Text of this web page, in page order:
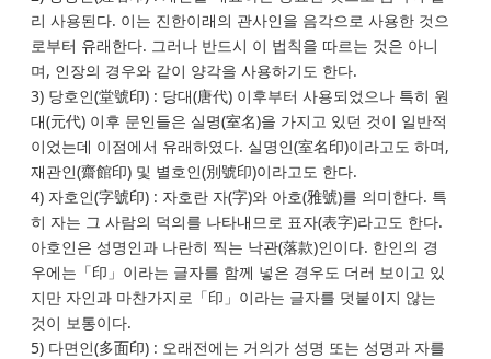
리 사용된다. 이는 진한이래의 관사인을 음각으로 사용한 것으
로부터 유래한다. 그러나 반드시 이 법칙을 따르는 것은 아니
며, 인장의 경우와 같이 양각을 사용하기도 한다.
3) 당호인(堂號印) : 당대(唐代) 이후부터 사용되었으나 특히 원
대(元代) 이후 문인들은 실명(室名)을 가지고 있던 것이 일반적
이었는데 이점에서 유래하였다. 실명인(室名印)이라고도 하며,
재관인(齋館印) 및 별호인(別號印)이라고도 한다.
4) 자호인(字號印) : 자호란 자(字)와 아호(雅號)를 의미한다. 특
히 자는 그 사람의 덕의를 나타내므로 표자(表字)라고도 한다.
아호인은 성명인과 나란히 찍는 낙관(落款)인이다. 한인의 경
우에는「印」이라는 글자를 함께 넣은 경우도 더러 보이고 있
지만 자인과 마찬가지로「印」이라는 글자를 덧붙이지 않는
것이 보통이다.
5) 다면인(多面印) : 오래전에는 거의가 성명 또는 성명과 자를